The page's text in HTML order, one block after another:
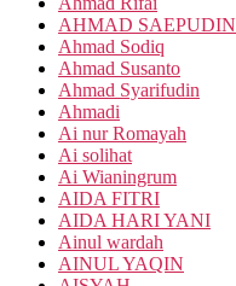
AHMAD SAEPUDIN
Ahmad Sodiq
Ahmad Susanto
Ahmad Syarifudin
Ahmadi
Ai nur Romayah
Ai solihat
Ai Wianingrum
AIDA FITRI
AIDA HARI YANI
Ainul wardah
AINUL YAQIN